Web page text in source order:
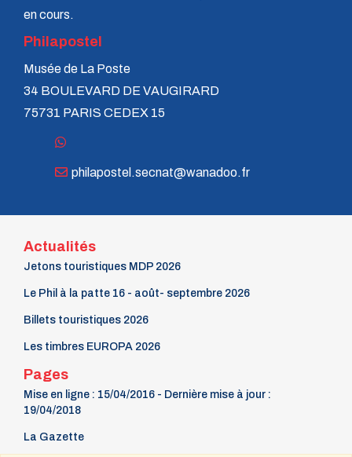
en cours.
Philapostel
Musée de La Poste
34 BOULEVARD DE VAUGIRARD
75731 PARIS CEDEX 15
philapostel.secnat@wanadoo.fr
Actualités
Jetons touristiques MDP 2026
Le Phil à la patte 16 - août- septembre 2026
Billets touristiques 2026
Les timbres EUROPA 2026
Pages
Mise en ligne : 15/04/2016 - Dernière mise à jour :
19/04/2018
La Gazette